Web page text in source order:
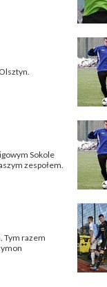
Sokole
zespołem.
Tym razem